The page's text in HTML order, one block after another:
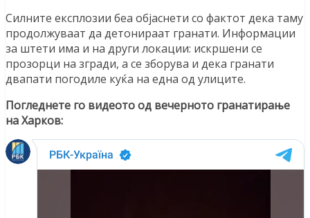
Силните експлозии беа објаснети со фактот дека таму
продолжуваат да детонираат гранати. Информации
за штети има и на други локации: искршени се
прозорци на згради, а се зборува и дека гранати
двапати погодиле куќа на една од улиците.
Погледнете го видеото од вечерното гранатирање
на Харков: